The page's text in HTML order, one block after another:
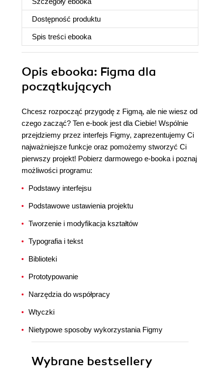
Dostępność produktu
Spis treści ebooka
Opis ebooka: Figma dla
początkujących
Chcesz rozpocząć przygodę z Figmą, ale nie wiesz od
czego zacząć? Ten e-book jest dla Ciebie! Wspólnie
przejdziemy przez interfejs Figmy, zaprezentujemy Ci
najważniejsze funkcje oraz pomożemy stworzyć Ci
pierwszy projekt! Pobierz darmowego e-booka i poznaj
możliwości programu:
Podstawy interfejsu
Podstawowe ustawienia projektu
Tworzenie i modyfikacja kształtów
Typografia i tekst
Biblioteki
Prototypowanie
Narzędzia do współpracy
Wtyczki
Nietypowe sposoby wykorzystania Figmy
Wybrane bestsellery